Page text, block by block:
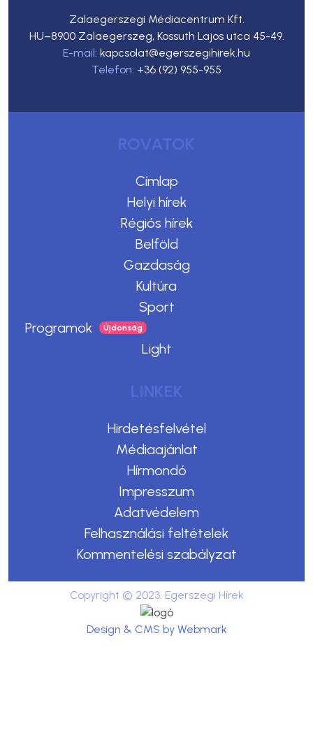
Zalaegerszegi Médiacentrum Kft.
HU–8900 Zalaegerszeg, Kossuth Lajos utca 45-49.
E-mail: kapcsolat@egerszegihirek.hu
Telefon: +36 (92) 955-955
ROVATOK
Címlap
Helyi hírek
Régiós hírek
Belföld
Gazdaság
Kultúra
Sport
Programok
Light
LINKEK
Hirdetésfelvétel
Médiaajánlat
Hírmondó
Impresszum
Adatvédelem
Felhasználási feltételek
Kommentelési szabályzat
Copyright © 2023. Egerszegi Hírek
Design & CMS by Webmark